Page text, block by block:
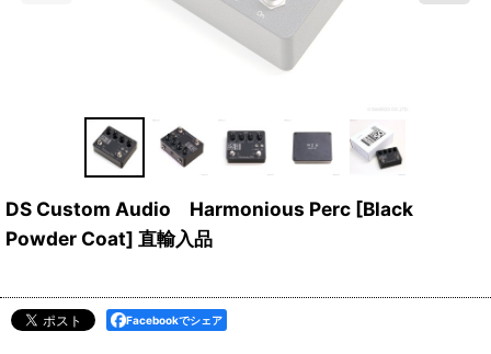
DS Custom Audio Harmonious Perc [Black
Powder Coat] 直輸入品
Facebookでシェア